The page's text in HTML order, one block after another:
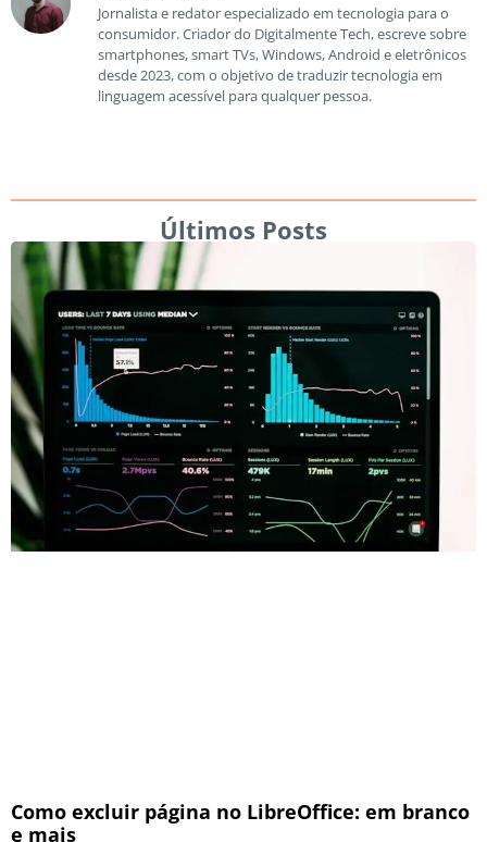
Jornalista e redator especializado em tecnologia para o
consumidor. Criador do Digitalmente Tech, escreve sobre
smartphones, smart TVs, Windows, Android e eletrônicos
desde 2023, com o objetivo de traduzir tecnologia em
linguagem acessível para qualquer pessoa.
Últimos Posts
Como excluir página no LibreOffice: em branco
e mais